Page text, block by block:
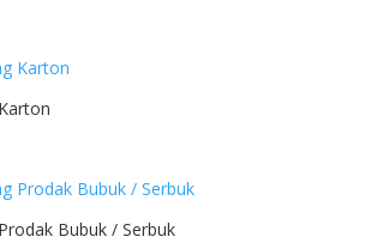
Bubuk / Serbuk